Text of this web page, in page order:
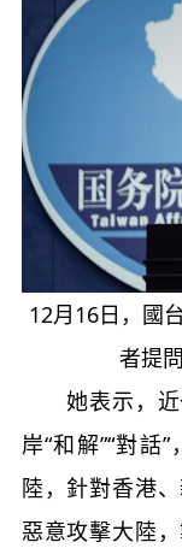
12月16日，國
者提
她表示，近
岸“和解”“對話
陸，針對香港
惡意攻擊大陸